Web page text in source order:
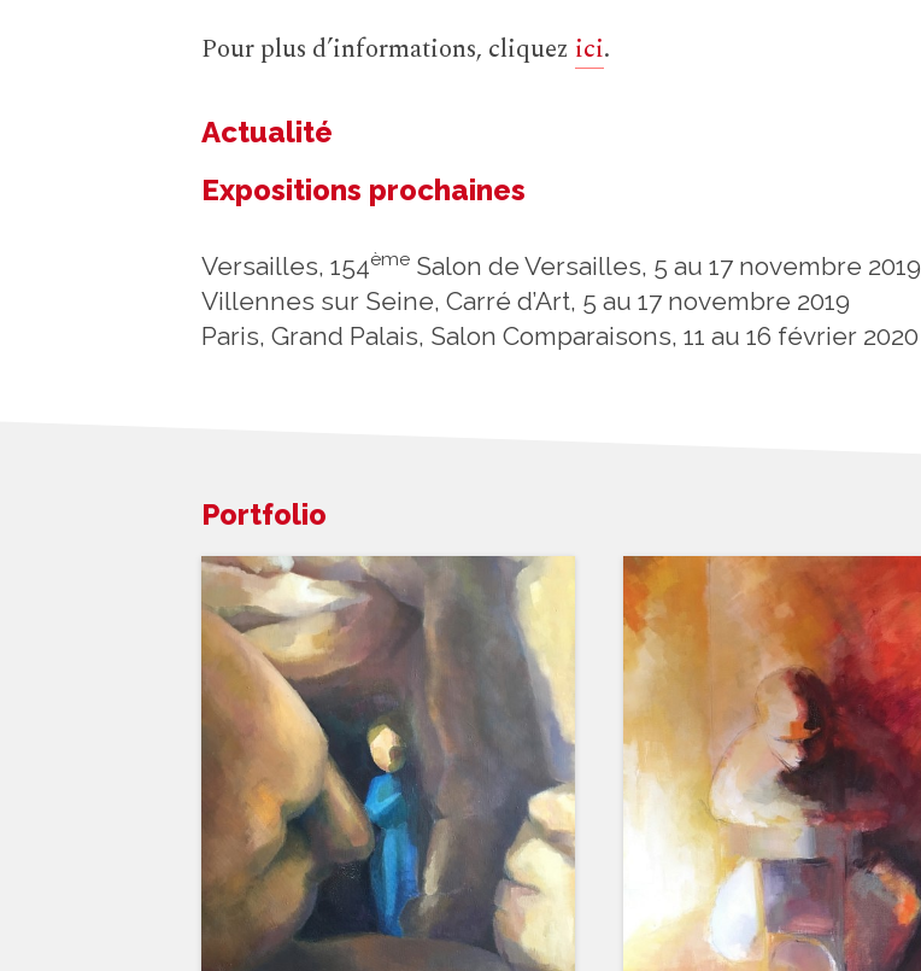
Pour plus d’informations, cliquez ici.
Actualité
Expositions prochaines
Versailles, 154ème Salon de Versailles, 5 au 17 novembre 2019
Villennes sur Seine, Carré d’Art, 5 au 17 novembre 2019
Paris, Grand Palais, Salon Comparaisons, 11 au 16 février 2020
Portfolio